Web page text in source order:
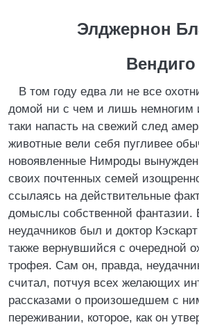
Элджернон
Вендиго
В том году едва ли не все
домой ни с чем и лишь немногим
таки напасть на свежий след
животные вели себя пугливее
новоявленные Нимроды
своих почтенных семей
ссылаясь на действительные
домыслы собственной фантазии.
неудачников был и доктор
также вернувшийся с очередной
трофея. Сам он, правда,
считал, потчуя всех желающих
рассказами о произошедшем с
переживании, которое, как он